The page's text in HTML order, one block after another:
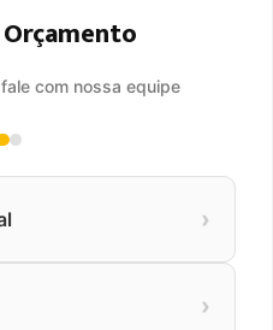
com nossa equipe
›
›